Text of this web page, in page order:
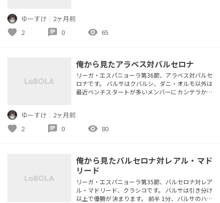
ジェスが正面でセーブ。 6分、フェルミン・ロペス
が左サイドから強引なドリブル。ベジェリンとアン
ゆーすけ ｜ 2ヶ月前
favorite 2 chat 0 visibility 65
俺から見たアラベス対バルセロナ
リーガ・エスパニョーラ第36節、アラベス対バルセ
ロナです。 バルサはクバルシ、ダニ・オルモ以外は
最近ベンチスタートが多いメンバーにカンテラから
素早く寄せます。バルサはボールを保持しますが、
普段あまり連携が取れているメンバーとも言えず、
ゆーすけ ｜ 2ヶ月前
favorite 2 chat 0 visibility 80
俺から見たバルセロナ対レアル・マド
リード
リーガ・エスパニョーラ第35節、バルセロナ対レア
ル・マドリード、クラシコです。 バルサは引き分け
以上で優勝が決まります。 前半 1分、バルサのハイ